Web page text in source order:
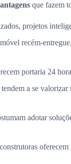
que fazem
projetos
recém-
portaria 24
a se
adotar